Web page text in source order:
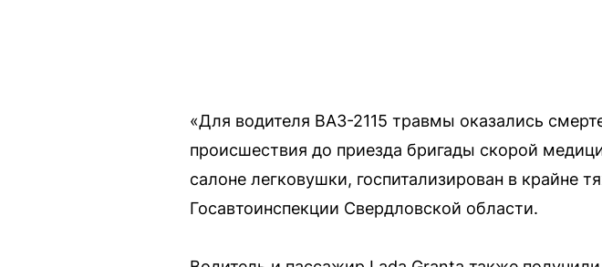
«Для водителя ВАЗ-2115 травмы оказались
происшествия до приезда бригады скорой
салоне легковушки, госпитализирован в
Госавтоинспекции Свердловской области.